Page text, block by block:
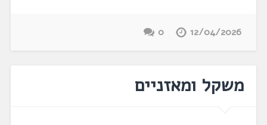
12/04/2026
0
משקל ומאזניים